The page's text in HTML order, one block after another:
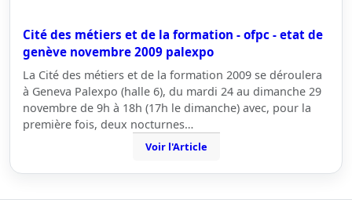
Cité des métiers et de la formation - ofpc - etat de
genève novembre 2009 palexpo
La Cité des métiers et de la formation 2009 se déroulera
à Geneva Palexpo (halle 6), du mardi 24 au dimanche 29
novembre de 9h à 18h (17h le dimanche) avec, pour la
première fois, deux nocturnes…
Voir l'Article